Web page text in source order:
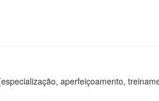
aperfeiçoamento,